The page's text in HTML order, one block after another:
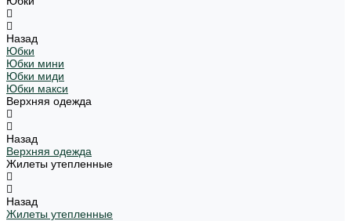
Назад
Юбки
Юбки мини
Юбки миди
Юбки макси
Верхняя одежда
Назад
Верхняя одежда
Жилеты утепленные
Назад
Жилеты утепленные